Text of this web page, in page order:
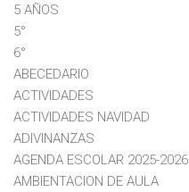
5 AÑOS
5°
6°
ABECEDARIO
ACTIVIDADES
ACTIVIDADES NAVIDAD
ADIVINANZAS
AGENDA ESCOLAR 2025-2026
AMBIENTACION DE AULA